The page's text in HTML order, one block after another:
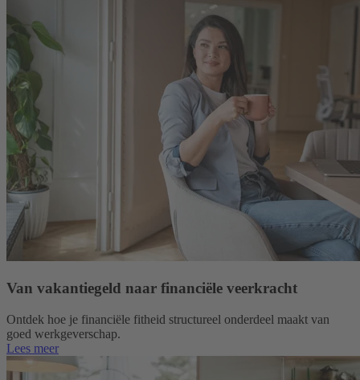
Van vakantiegeld naar financiële veerkracht
Ontdek hoe je financiële fitheid structureel onderdeel maakt van
goed werkgeverschap.
Lees meer